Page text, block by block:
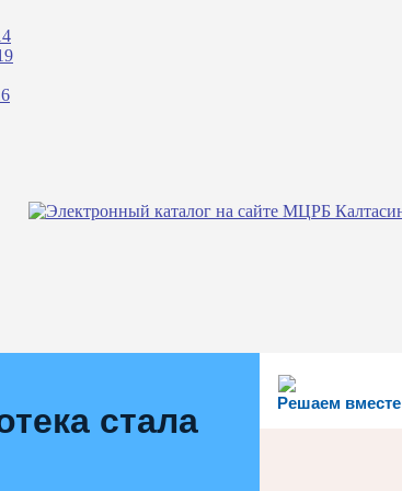
Решаем вместе
стала